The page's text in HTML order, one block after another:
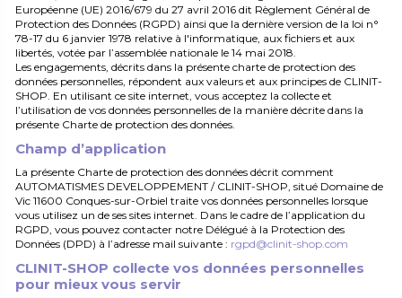
Européenne (UE) 2016/679 du 27 avril 2016 dit Règlement Général de
Protection des Données (RGPD) ainsi que la dernière version de la loi n°
78-17 du 6 janvier 1978 relative à l'informatique, aux fichiers et aux
libertés, votée par l’assemblée nationale le 14 mai 2018.
Les engagements, décrits dans la présente charte de protection des
données personnelles, répondent aux valeurs et aux principes de CLINIT-
SHOP. En utilisant ce site internet, vous acceptez la collecte et
l’utilisation de vos données personnelles de la manière décrite dans la
présente Charte de protection des données.
Champ d’application
La présente Charte de protection des données décrit comment
AUTOMATISMES DEVELOPPEMENT / CLINIT-SHOP, situé Domaine de
Vic 11600 Conques-sur-Orbiel traite vos données personnelles lorsque
vous utilisez un de ses sites internet. Dans le cadre de l’application du
RGPD, vous pouvez contacter notre Délégué à la Protection des
Données (DPD) à l’adresse mail suivante : rgpd@clinit-shop.com
CLINIT-SHOP collecte vos données personnelles
pour mieux vous servir